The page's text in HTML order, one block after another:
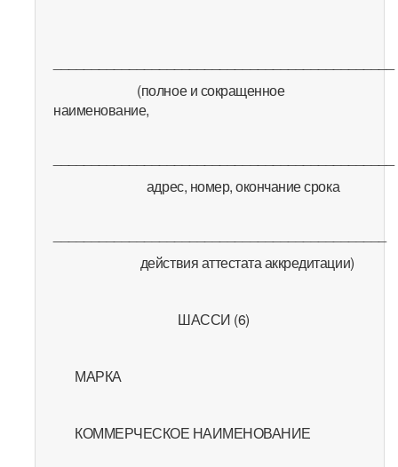
(полное и сокращенное
наименование,
адрес, номер, окончание срока
действия аттестата аккредитации)
ШАССИ (6)
МАРКА
КОММЕРЧЕСКОЕ НАИМЕНОВАНИЕ